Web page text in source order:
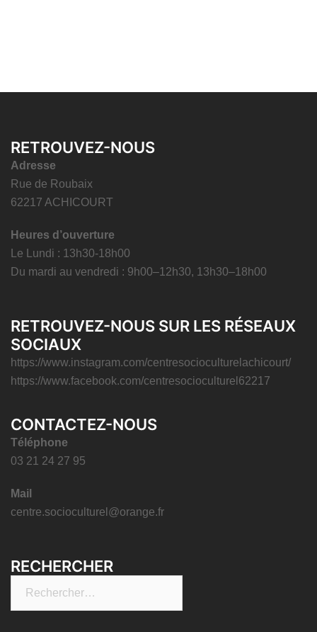
RETROUVEZ-NOUS
Adresse
Rue de Roubaix
62217 ACHICOURT
Heures d’ouverture
Le Lundi : 13h30-18h00
Du mardi au vendredi : 9h00–12h30, 13h30–18h00
RETROUVEZ-NOUS SUR LES RÉSEAUX
SOCIAUX
https://www.instagram.com/centresocioculturelachicourt/
https://www.facebook.com/centresocioculturel62217
CONTACTEZ-NOUS
Téléphone
03 21 24 27 95
Mail
centre.socioculturel@orange.fr
RECHERCHER